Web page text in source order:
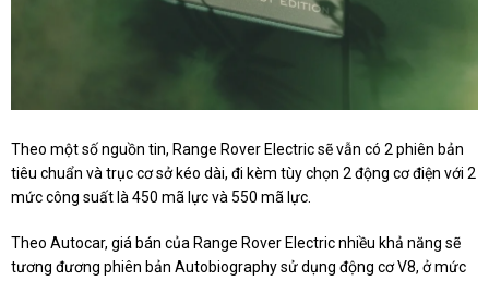
Theo một số nguồn tin, Range Rover Electric sẽ vẫn có 2 phiên bản
tiêu chuẩn và trục cơ sở kéo dài, đi kèm tùy chọn 2 động cơ điện với 2
mức công suất là 450 mã lực và 550 mã lực.
Theo Autocar, giá bán của Range Rover Electric nhiều khả năng sẽ
tương đương phiên bản Autobiography sử dụng động cơ V8, ở mức